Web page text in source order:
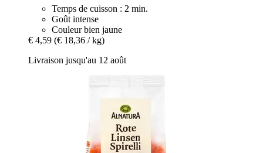
Temps de cuisson : 2 min.
Goût intense
Couleur bien jaune
€ 4,59 (€ 18,36 / kg)
Livraison jusqu'au 12 août